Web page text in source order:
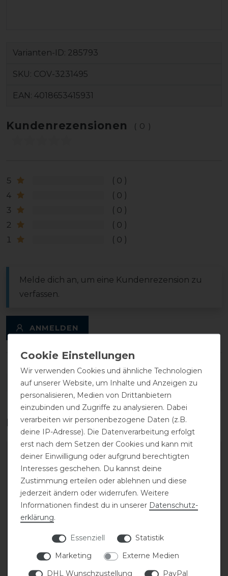
Varianten-ID: 285793
SKU: COV-3231495
EAN: 4018653415931
Kundenrezensionen (0)
5
0
4
0
3
0
2
0
1
0
Melde dich an, um eine Kundenrezension zu
verfassen.
ANMELDEN
DETAILS ZUR PRODUKTSICHERHEIT
Das perfekte Zubehör für dich
-20%
Covalliero Regenjacke
FS26 Damen
-20%
Covalliero Gürtel FS26
Wir verwenden Cookies und ähnliche Technologien
auf unserer Website, um Inhalte und Anzeigen zu
personalisieren, Medien von Drittanbietern
einzubinden und Zugriffe zu analysieren. Dabei
verarbeiten wir personenbezogene Daten (z.B.
deine IP-Adresse). Die Datenverarbeitung erfolgt
erst nach dem Setzen der Cookies und kann mit
deiner Einwilligung oder aufgrund berechtigten
Interesses geschehen. Du kannst deine
Zustimmung erteilen oder ablehnen und diese
jederzeit ändern oder widerrufen. Weitere
Informationen findest du in unserer Daten­schutz­
erklärung.
Essenziell
Statistik
Marketing
Externe Medien
DHL Wunschzustellung
PayPal